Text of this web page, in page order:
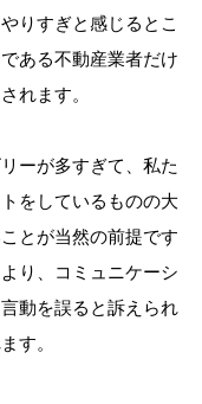
りすぎと感じるとこ
ある不動産業者だけ
れます。
ーが多すぎて、私た
をしているものの大
とが当然の前提です
り、コミュニケーシ
動を誤ると訴えられ
す。